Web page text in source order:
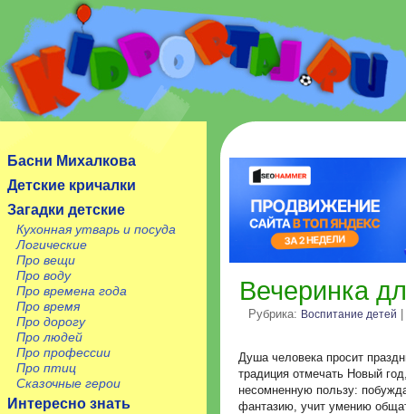
Сайт посвящен детям, их родителям, учителям и
Басни Михалкова
Детские кричалки
Загадки детские
Кухонная утварь и посуда
Логические
Про вещи
Про воду
Про времена года
Про время
Про дорогу
Про людей
Про профессии
Про птиц
Сказочные герои
Интересно знать
Вечеринка
Рубрика: Воспитание детей
Душа человека просит
традиция отмечать Новый
несомненную пользу:
фантазию, учит умению